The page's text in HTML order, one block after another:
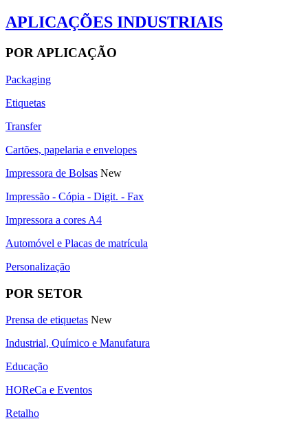
APLICAÇÕES INDUSTRIAIS
POR APLICAÇÃO
Packaging
Etiquetas
Transfer
Cartões, papelaria e envelopes
Impressora de Bolsas New
Impressão - Cópia - Digit. - Fax
Impressora a cores A4
Automóvel e Placas de matrícula
Personalização
POR SETOR
Prensa de etiquetas New
Industrial, Químico e Manufatura
Educação
HOReCa e Eventos
Retalho